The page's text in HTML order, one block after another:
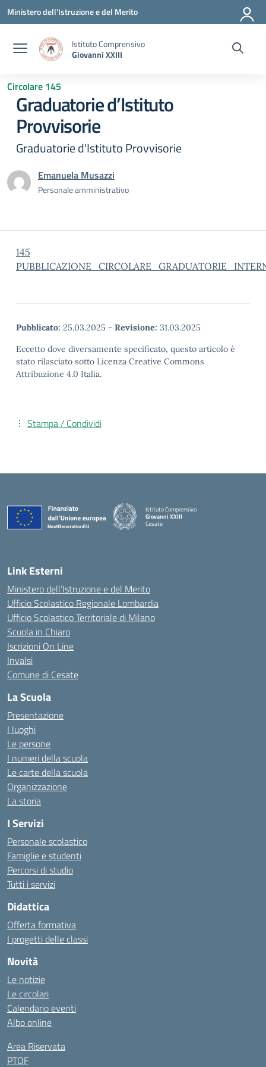
Vai ai contenuti
Vai al menu di navigazione
Vai al footer
Ministero dell'Istruzione e del Merito
Istituto Comprensivo
Giovanni XXIII
Circolare 145
Graduatorie d’Istituto
Provvisorie
Graduatorie d'Istituto Provvisorie
Emanuela Musazzi
Personale amministrativo
145
Pubblicato: 25.03.2025 - Revisione: 31.03.2025
Eccetto dove diversamente specificato, questo articolo è
stato rilasciato sotto Licenza Creative Commons
Attribuzione 4.0 Italia.
Stampa / Condividi
Istituto Comprensivo
Giovanni XXIII
Cesate
Link Esterni
Ministero dell’Istruzione e del Merito
Ufficio Scolastico Regionale Lombardia
Ufficio Scolastico Territoriale di Milano
Scuola in Chiaro
Iscrizioni On Line
Invalsi
Comune di Cesate
La Scuola
Presentazione
I luoghi
Le persone
I numeri della scuola
Le carte della scuola
Organizzazione
La storia
I Servizi
Personale scolastico
Famiglie e studenti
Percorsi di studio
Tutti i servizi
Didattica
Offerta formativa
I progetti delle classi
Novità
Le notizie
Le circolari
Calendario eventi
Albo online
Area Riservata
PTOF